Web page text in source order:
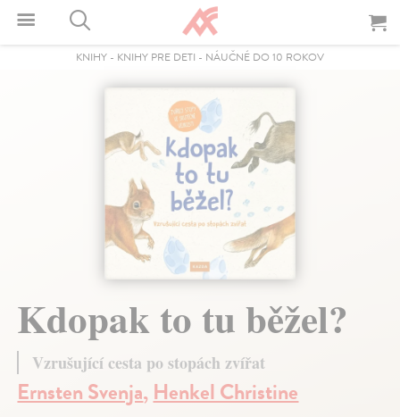
KNIHY - KNIHY PRE DETI - NÁUČNÉ DO 10 ROKOV
Kdopak to tu běžel?
Vzrušující cesta po stopách zvířat
Ernsten Svenja,Henkel Christine